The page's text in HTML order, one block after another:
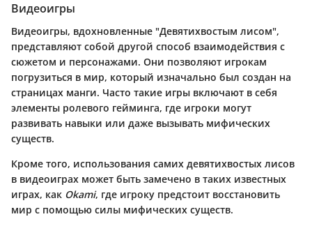
Видеоигры
Видеоигры, вдохновленные "Девятихвостым лисом",
представляют собой другой способ взаимодействия с
сюжетом и персонажами. Они позволяют игрокам
погрузиться в мир, который изначально был создан на
страницах манги. Часто такие игры включают в себя
элементы ролевого гейминга, где игроки могут
развивать навыки или даже вызывать мифических
существ.
Кроме того, использования самих девятихвостых лисов
в видеоиграх может быть замечено в таких известных
играх, как Okami, где игроку предстоит восстановить
мир с помощью силы мифических существ.